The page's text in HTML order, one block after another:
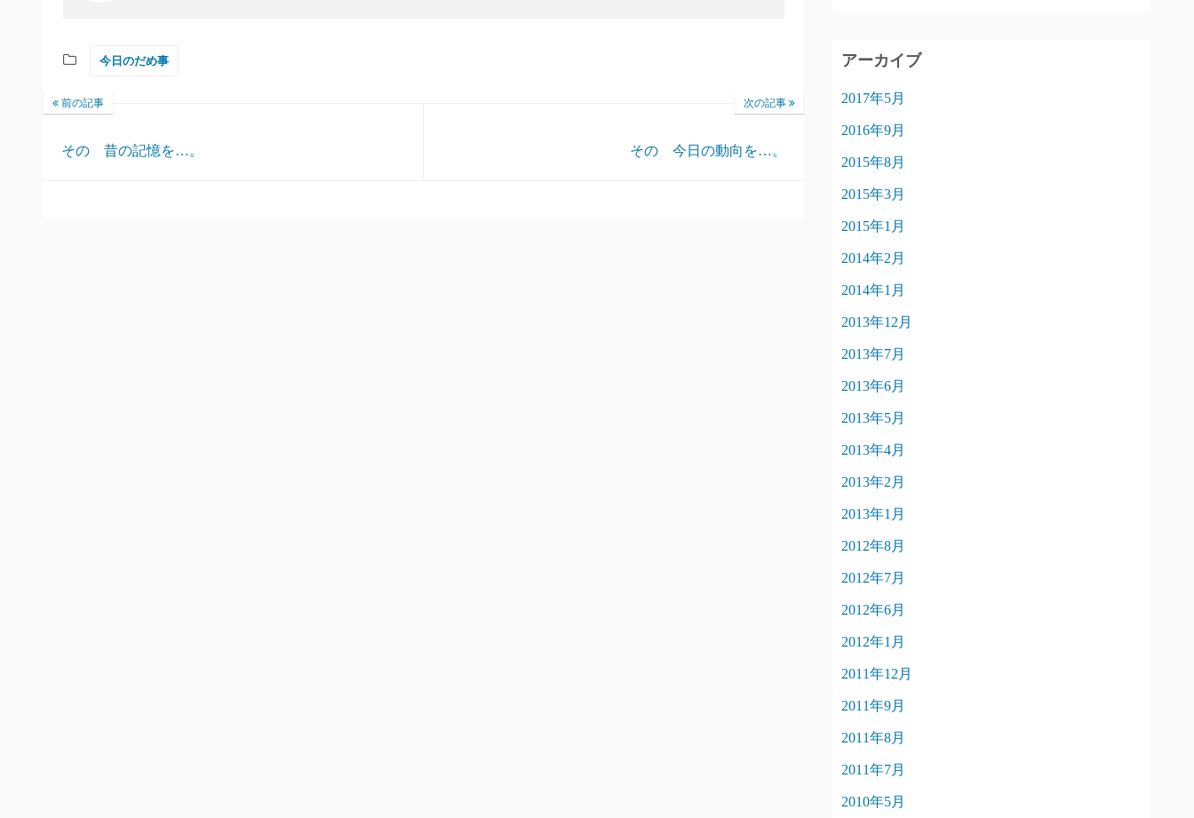
今日のだめ事
前の記事
その 昔の記憶を…。
次の記事
その 今日の動向を…。
アーカイブ
2017年5月
2016年9月
2015年8月
2015年3月
2015年1月
2014年2月
2014年1月
2013年12月
2013年7月
2013年6月
2013年5月
2013年4月
2013年2月
2013年1月
2012年8月
2012年7月
2012年6月
2012年1月
2011年12月
2011年9月
2011年8月
2011年7月
2010年5月